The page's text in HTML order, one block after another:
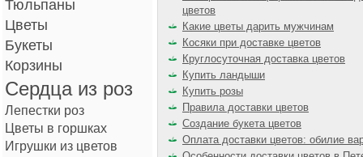
Тюльпаны
Цветы
Букеты
Корзины
Сердца из роз
Лепестки роз
Цветы в горшках
Игрушки из цветов
цветов
Какие цветы дарить мужчинам
Косяки при доставке цветов
Круглосуточная доставка цветов
Купить ландыши
Купить розы
Правила доставки цветов
Создание букета цветов
Оплата доставки цветов: обилие